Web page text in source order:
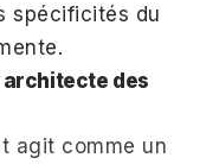
spécificités du
architecte des
agit comme un